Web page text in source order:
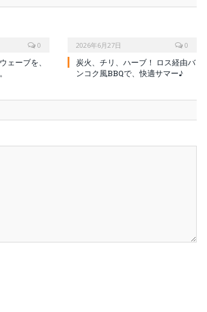
0
ェーブを、
2026年6月27日 0
炭火、チリ、ハーブ！ ロス経由バ
ンコク風BBQで、快適サマー♪